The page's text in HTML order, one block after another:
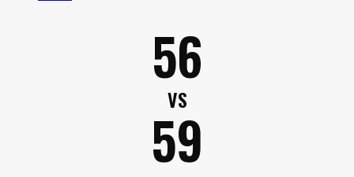
56
VS
59